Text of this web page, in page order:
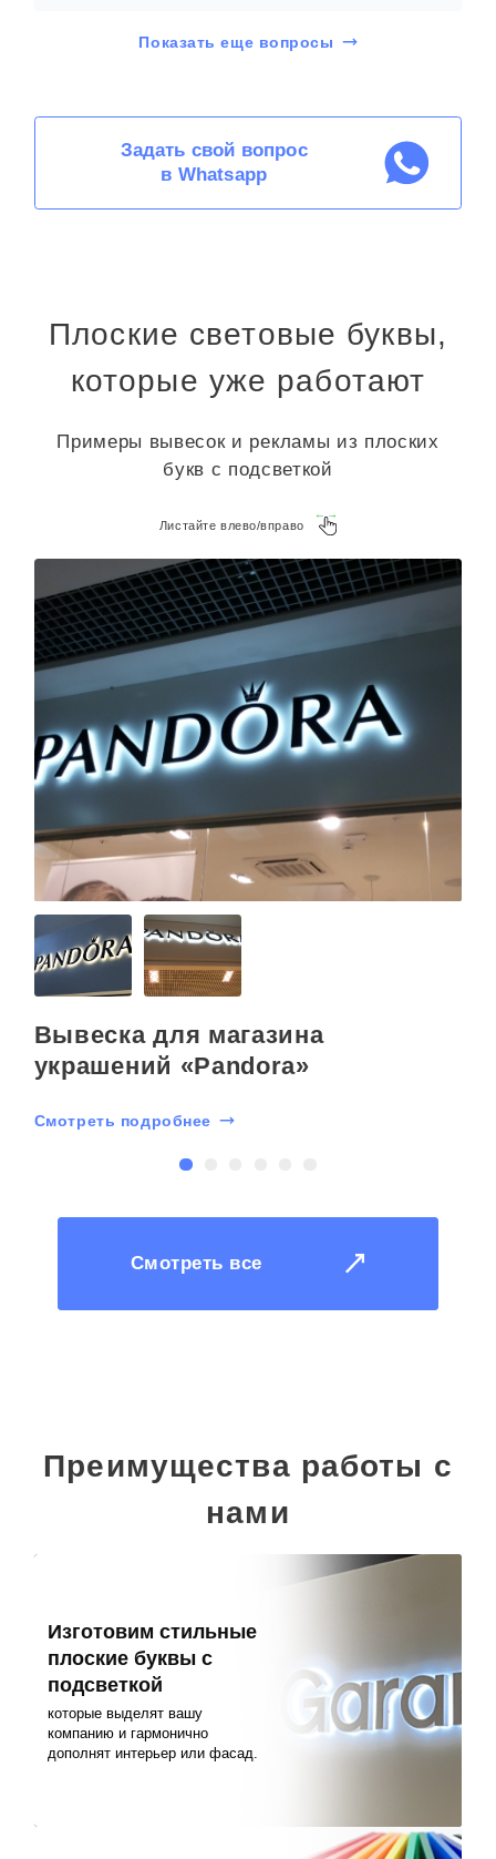
Показать еще вопросы
Задать свой вопрос
в Whatsapp
Плоские световые буквы,
которые уже работают
Примеры вывесок и рекламы из плоских
букв с подсветкой
Листайте влево/вправо
Вывеска для магазина
украшений «Pandora»
Смотреть подробнее
Смотреть все
Преимущества работы с
нами
Изготовим стильные
плоские буквы с
подсветкой
которые выделят вашу
компанию и гармонично
дополнят интерьер или фасад.